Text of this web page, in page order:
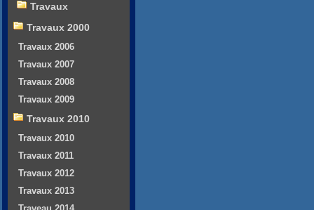
Travaux
Travaux 2000
Travaux 2006
Travaux 2007
Travaux 2008
Travaux 2009
Travaux 2010
Travaux 2010
Travaux 2011
Travaux 2012
Travaux 2013